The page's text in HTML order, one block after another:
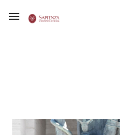
Skip to main content